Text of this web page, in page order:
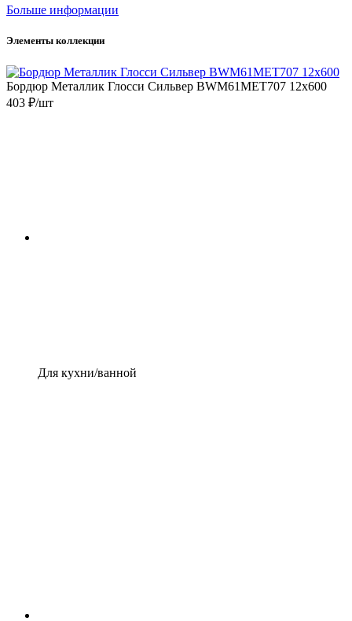
Больше информации
Элементы коллекции
Бордюр Металлик Глосси Сильвер BWM61MET707 12x600
403 ₽/шт
Для кухни/ванной